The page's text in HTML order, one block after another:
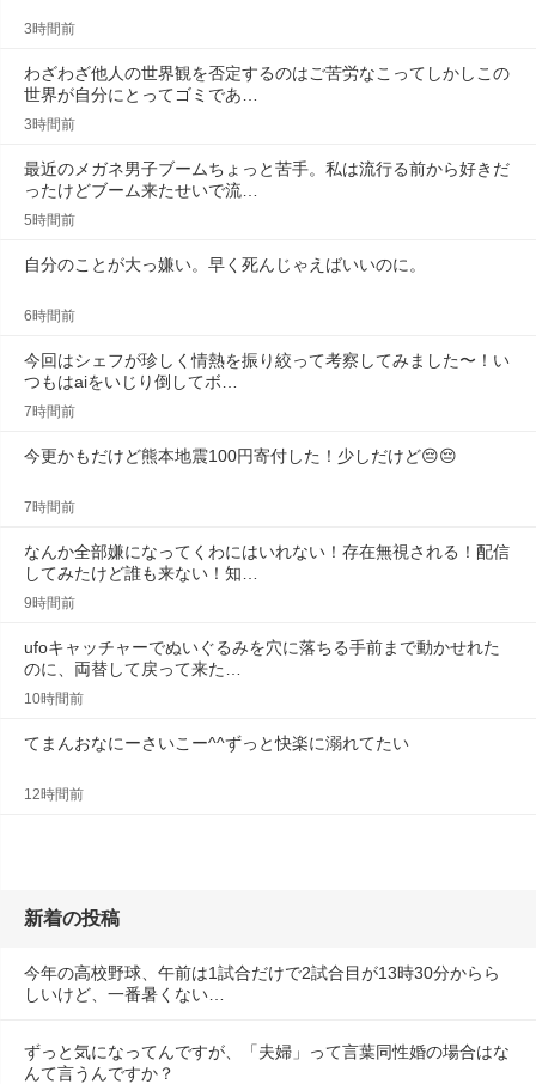
3時間前
わざわざ他人の世界観を否定するのはご苦労なこってしかしこの
世界が自分にとってゴミであ…
3時間前
最近のメガネ男子ブームちょっと苦手。私は流行る前から好きだ
ったけどブーム来たせいで流…
5時間前
自分のことが大っ嫌い。早く死んじゃえばいいのに。
6時間前
今回はシェフが珍しく情熱を振り絞って考察してみました〜！い
つもはaiをいじり倒してボ…
7時間前
今更かもだけど熊本地震100円寄付した！少しだけど😔😔
7時間前
なんか全部嫌になってくわにはいれない！存在無視される！配信
してみたけど誰も来ない！知…
9時間前
ufoキャッチャーでぬいぐるみを穴に落ちる手前まで動かせれた
のに、両替して戻って来た…
10時間前
てまんおなにーさいこー^^ずっと快楽に溺れてたい
12時間前
新着の投稿
今年の高校野球、午前は1試合だけで2試合目が13時30分からら
しいけど、一番暑くない…
ずっと気になってんですが、「夫婦」って言葉同性婚の場合はな
んて言うんですか？